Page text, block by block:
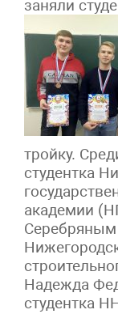
заняли
тройку.
студентка
академии
Серебряным
Надежда
студентка